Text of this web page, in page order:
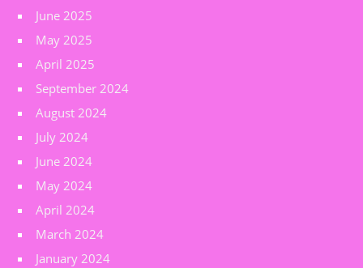
June 2025
May 2025
April 2025
September 2024
August 2024
July 2024
June 2024
May 2024
April 2024
March 2024
January 2024